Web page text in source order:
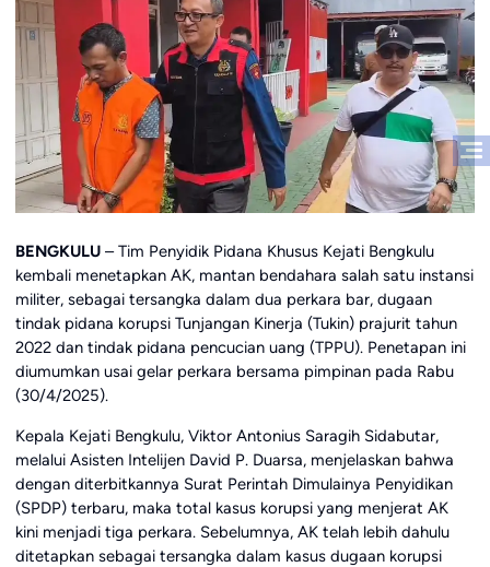
BENGKULU– Tim Penyidik Pidana Khusus Kejati Bengkulu
kembali menetapkan AK, mantan bendahara salah satu instansi
militer, sebagai tersangka dalam dua perkara bar, dugaan
tindak pidana korupsi Tunjangan Kinerja (Tukin) prajurit tahun
2022 dan tindak pidana pencucian uang (TPPU). Penetapan ini
diumumkan usai gelar perkara bersama pimpinan pada Rabu
(30/4/2025).
Kepala Kejati Bengkulu, Viktor Antonius Saragih Sidabutar,
melalui Asisten Intelijen David P. Duarsa, menjelaskan bahwa
dengan diterbitkannya Surat Perintah Dimulainya Penyidikan
(SPDP) terbaru, maka total kasus korupsi yang menjerat AK
kini menjadi tiga perkara. Sebelumnya, AK telah lebih dahulu
ditetapkan sebagai tersangka dalam kasus dugaan korupsi